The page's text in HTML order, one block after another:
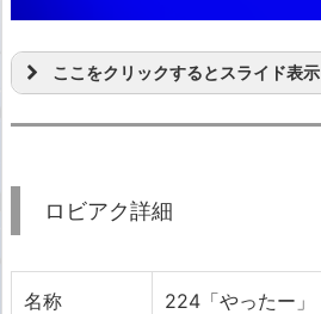
ここをクリックするとスライド表示
ロビアク詳細
名称 224「やったー」